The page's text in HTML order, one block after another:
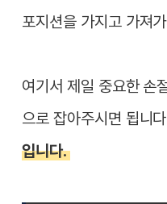
포지션을 가지고 가져
여기서 제일 중요한 손
으로 잡아주시면 됩니
입니다.